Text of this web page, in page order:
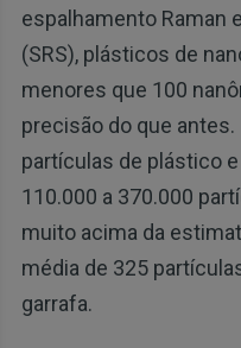
espalhamento Raman
(SRS), plásticos de
menores que 100
precisão do que
partículas de plástico
110.000 a 370.000
muito acima da
média de 325
garrafa.